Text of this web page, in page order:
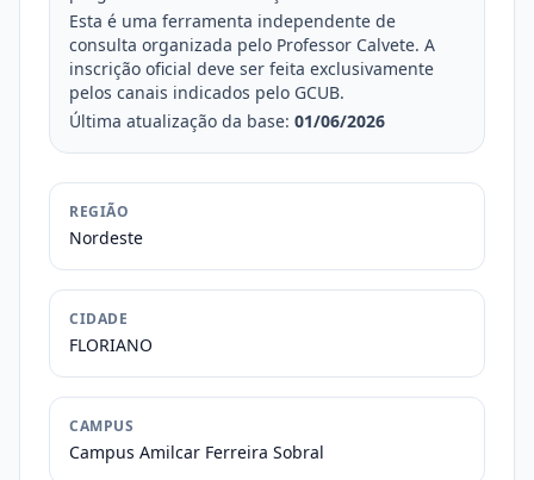
Esta é uma ferramenta independente de
consulta organizada pelo Professor Calvete. A
inscrição oficial deve ser feita exclusivamente
pelos canais indicados pelo GCUB.
Última atualização da base: 01/06/2026
REGIÃO
Nordeste
CIDADE
FLORIANO
CAMPUS
Campus Amilcar Ferreira Sobral